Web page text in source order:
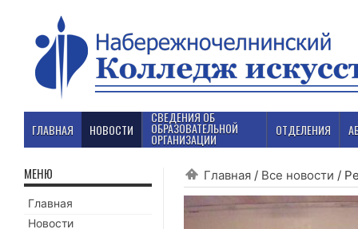
ГЛАВНАЯ НОВОСТИ
СВЕДЕНИЯ ОБ
ОБРАЗОВАТЕЛЬНОЙ
ОРГАНИЗАЦИИ
ОТДЕЛЕНИЯ
Главная / Все новости /
МЕНЮ
Главная
Новости